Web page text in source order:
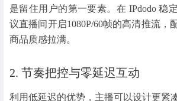
是留住用户的第一要素。在 IPdodo 稳
议直播间开启1080P/60帧的高清推流，
商品质感拉满。
2. 节奏把控与零延迟互动
利用低延迟的优势，主播可以设计更紧